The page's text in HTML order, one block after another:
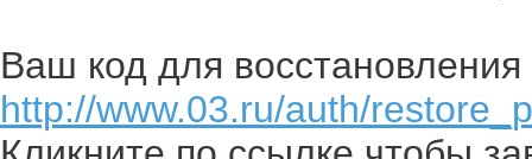
Ваш код для восстановления
http://www.03.ru/auth/